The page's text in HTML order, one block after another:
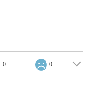
0 0